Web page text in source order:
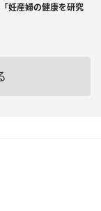
妊産婦の健康を研究